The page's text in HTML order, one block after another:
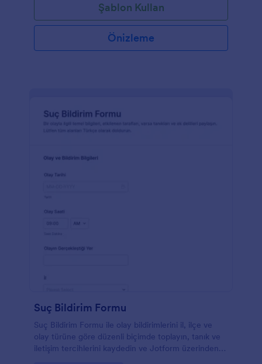
Şablon Kullan
Önizleme
Suç Bildirim Formu
Suç Bildirim Formu ile olay bildirimlerini il, ilçe ve
olay türüne göre düzenli biçimde toplayın, tanık ve
iletişim tercihlerini kaydedin ve Jotform üzerinden